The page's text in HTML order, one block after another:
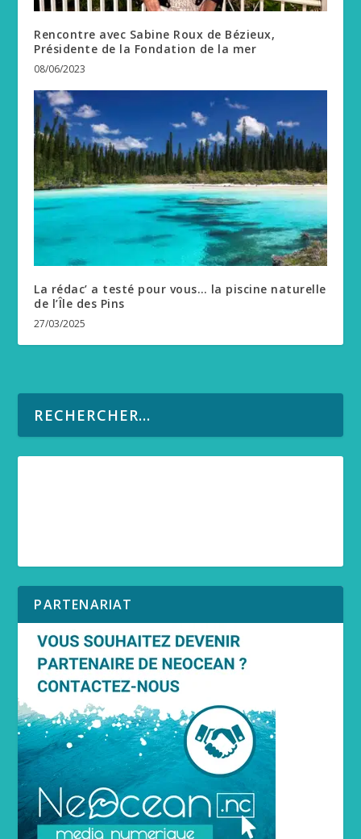
Rencontre avec Sabine Roux de Bézieux,
Présidente de la Fondation de la mer
08/06/2023
La rédac’ a testé pour vous… la piscine naturelle
de l’Île des Pins
27/03/2025
PARTENARIAT